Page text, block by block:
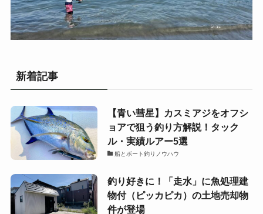
新着記事
【青い彗星】カスミアジをオフシ
ョアで狙う釣り方解説！タック
ル・実績ルアー5選
船とボート釣りノウハウ
釣り好きに！「走水」に魚処理建
物付（ピッカピカ）の土地売却物
件が登場